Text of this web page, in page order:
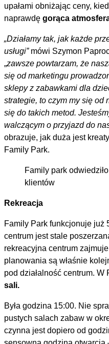
upałami obniżając ceny,
naprawdę gorąca
„Działamy tak, jak każde
usługi”mówi Szymon
„zawsze powtarzam, że
się od marketingu
sklepy z zabawkami dla
strategie, to czym my się od
się do takich metod.
walczącym o przyjazd do
obrazuje, jak duża jest
Family Park.
Family park
klientów
Rekreacja
Family Park funkcjonuje już
centrum jest stale
rekreacyjna centrum
planowania są właśnie
pod działalność centrum. W
sali.
Była godzina 15:00. Nie
pustych salach zabaw w
czynna jest dopiero od